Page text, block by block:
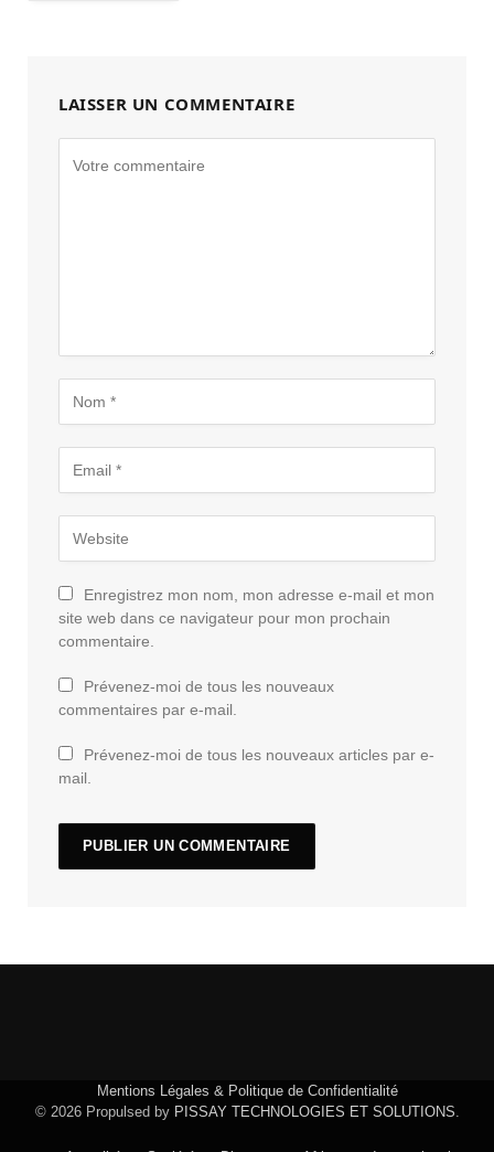
LAISSER UN COMMENTAIRE
Enregistrez mon nom, mon adresse e-mail et mon
site web dans ce navigateur pour mon prochain
commentaire.
Prévenez-moi de tous les nouveaux
commentaires par e-mail.
Prévenez-moi de tous les nouveaux articles par e-
mail.
Mentions Légales & Politique de Confidentialité
© 2026 Propulsed by PISSAY TECHNOLOGIES ET SOLUTIONS